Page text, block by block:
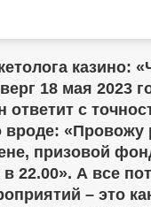
казино:
18 мая 2023
ответит с
вроде:
призовой
22.00». А все
– это